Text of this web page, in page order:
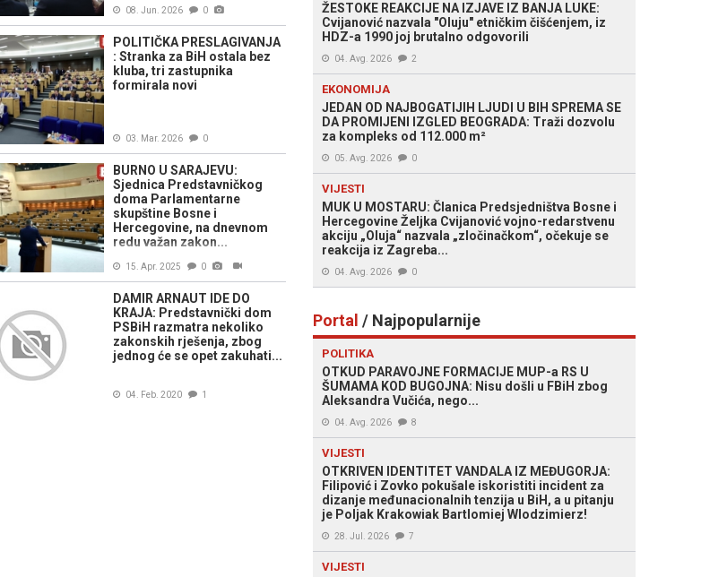
08. Jun. 2026 0
POLITIČKA PRESLAGIVANJA
: Stranka za BiH ostala bez
kluba, tri zastupnika
formirala novi
03. Mar. 2026 0
BURNO U SARAJEVU:
Sjednica Predstavničkog
doma Parlamentarne
skupštine Bosne i
Hercegovine, na dnevnom
redu važan zakon...
15. Apr. 2025 0
DAMIR ARNAUT IDE DO
KRAJA: Predstavnički dom
PSBiH razmatra nekoliko
zakonskih rješenja, zbog
jednog će se opet zakuhati...
04. Feb. 2020 1
ŽESTOKE REAKCIJE NA IZJAVE IZ BANJA LUKE:
Cvijanović nazvala "Oluju" etničkim čišćenjem, iz
HDZ-a 1990 joj brutalno odgovorili
04. Avg. 2026 2
EKONOMIJA
JEDAN OD NAJBOGATIJIH LJUDI U BIH SPREMA SE
DA PROMIJENI IZGLED BEOGRADA: Traži dozvolu
za kompleks od 112.000 m²
05. Avg. 2026 0
VIJESTI
MUK U MOSTARU: Članica Predsjedništva Bosne i
Hercegovine Željka Cvijanović vojno-redarstvenu
akciju „Oluja“ nazvala „zločinačkom“, očekuje se
reakcija iz Zagreba...
04. Avg. 2026 0
Portal / Najpopularnije
POLITIKA
OTKUD PARAVOJNE FORMACIJE MUP-a RS U
ŠUMAMA KOD BUGOJNA: Nisu došli u FBiH zbog
Aleksandra Vučića, nego...
04. Avg. 2026 8
VIJESTI
OTKRIVEN IDENTITET VANDALA IZ MEĐUGORJA:
Filipović i Zovko pokušale iskoristiti incident za
dizanje međunacionalnih tenzija u BiH, a u pitanju
je Poljak Krakowiak Bartlomiej Wlodzimierz!
28. Jul. 2026 7
VIJESTI